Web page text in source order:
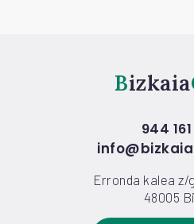
Bizkaia
944 161
Erronda kalea z/
48005